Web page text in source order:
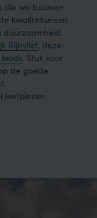
die we bouwen
kwaliteitseisen
duurzaamheid.
Rijnvliet, deze
. Stuk voor
de goede
leefplezier.